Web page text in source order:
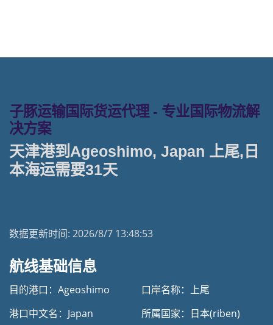
子豚运输国际货运代理 - 专业国际物流解
决方案
天津港到Ageoshimo, Japan 上尾,日
本海运需要31天
数据更新时间: 2026/8/7 13:48:53
航线基础信息
目的港口：Ageoshimo
港口中文名：Japan
口岸名称：上尾
所属国家：日本(riben)